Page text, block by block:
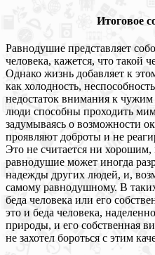
Итоговое
Равнодушие представляет
человека, кажется, что такой
Однако жизнь добавляет к
как холодность,
недостаток внимания к
люди способны проходить
задумываясь о возможности
проявляют доброты и не
Это не считается ни
равнодушие может иногда
надежды других людей, и,
самому равнодушному. В
беда человека или его
это и беда человека,
природы, и его собственная
не захотел бороться с этим